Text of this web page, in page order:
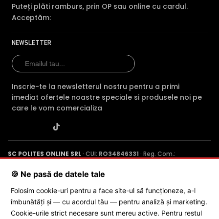
nu sunt incluse in pachetul standard al produsului. Acestea pot fi
schimbate fara instiintare prealabila si nu constituie obligativitate
contractuala. Va stam oricand la dispozitie pentru eventuale clarificari.
Compara cu produse asemanatoare
Tabel comparativ generat automat pe baza categoriei si
features.
(acest produs)
0280B-S6
Pret 133 lei
Rezolutie
2 MP/1080p 2 MP/1080p
Vedere
IR 20m IR 30m IR
Puteți plăti ramburs, prin OP sau online cu cardul.
Acceptăm:
NEWSLETTER
Inscrie-te la newsletterul nostru pentru a primi
imediat ofertele noastre speciale si produsele noi pe
care le vom comercializa
SC POLITES ONLINE SRL · CUI: RO34846331 · Reg. Com.:
Poenaru, Nr. 1, Craiova, Jud. Dolj ·
© 2026 SC POLITES ONLINE SRL
🍪 Ne pasă de datele tale
Folosim cookie-uri pentru a face site-ul să funcționeze, a-l
îmbunătăți și — cu acordul tău — pentru analiză și marketing.
Cookie-urile strict necesare sunt mereu active. Pentru restul